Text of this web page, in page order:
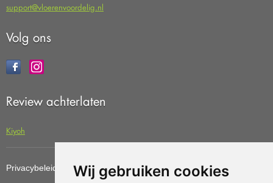
Wij gebruiken cookies
support@vloerenvoordelig.nl
Volg ons
Review achterlaten
Kiyoh
Privacybeleid Cookiebeleid Update cookies preferences